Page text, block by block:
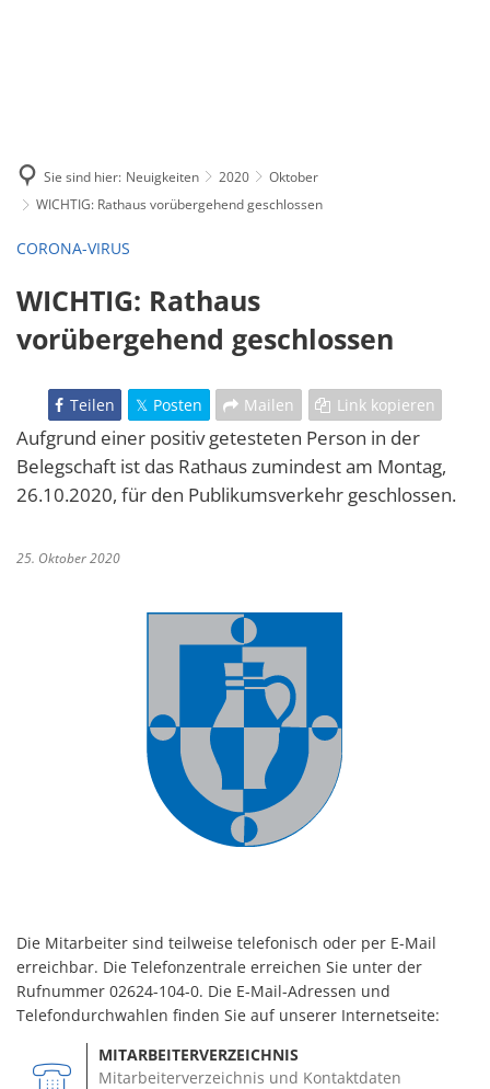
Sie sind hier: Neuigkeiten 2020
Oktober
WICHTIG: Rathaus vorübergehend geschlossen
CORONA-VIRUS
WICHTIG: Rathaus
vorübergehend geschlossen
Teilen Posten Mailen Link kopieren
Aufgrund einer positiv getesteten Person in der
Belegschaft ist das Rathaus zumindest am Montag,
26.10.2020, für den Publikumsverkehr geschlossen.
25. Oktober 2020
Die Mitarbeiter sind teilweise telefonisch oder per E-Mail
erreichbar. Die Telefonzentrale erreichen Sie unter der
Rufnummer 02624-104-0. Die E-Mail-Adressen und
Telefondurchwahlen finden Sie auf unserer Internetseite:
MITARBEITERVERZEICHNIS
Mitarbeiterverzeichnis und Kontaktdaten